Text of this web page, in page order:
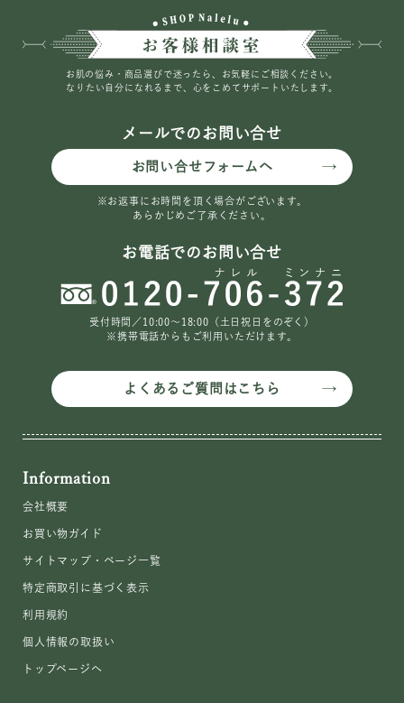
お肌の悩み・商品選びで迷ったら、お気軽にご相談ください。
なりたい自分になれるまで、心をこめてサポートいたします。
メールでのお問い合せ
お問い合せフォームへ
※お返事にお時間を頂く場合がございます。
あらかじめご了承ください。
お電話でのお問い合せ
受付時間／10:00〜18:00（土日祝日をのぞく）
※携帯電話からもご利用いただけます。
よくあるご質問はこちら
Information
会社概要
お買い物ガイド
サイトマップ・ページ一覧
特定商取引に基づく表示
利用規約
個人情報の取扱い
トップページへ